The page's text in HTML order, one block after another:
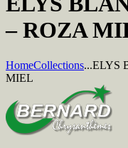
– ROZA
HomeCollections...ELYS
MIEL